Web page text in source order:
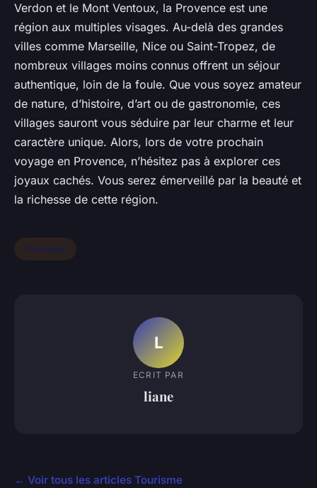
Verdon et le Mont Ventoux, la Provence est une
région aux multiples visages. Au-delà des grandes
villes comme Marseille, Nice ou Saint-Tropez, de
nombreux villages moins connus offrent un séjour
authentique, loin de la foule. Que vous soyez amateur
de nature, d’histoire, d’art ou de gastronomie, ces
villages sauront vous séduire par leur charme et leur
caractère unique. Alors, lors de votre prochain
voyage en Provence, n’hésitez pas à explorer ces
joyaux cachés. Vous serez émerveillé par la beauté et
la richesse de cette région.
Tourisme
L
ECRIT PAR
liane
← Voir tous les articles Tourisme